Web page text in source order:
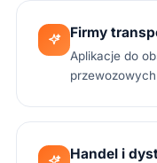
Firmy
Aplikacje do
Handel i